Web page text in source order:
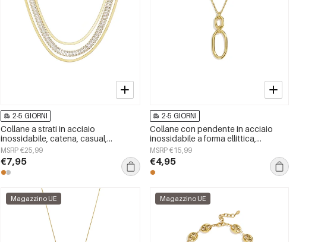
2-5 GIORNI
Collane a strati in acciaio
inossidabile, catena, casual,
quotidiane, semplici, serie da donna,
gioielli
MSRP €25,99
€7,95
2-5 GIORNI
Collane con pendente in acciaio
inossidabile a forma ellittica,
semplici, della serie Simple Daily,
gioielli da donna.
MSRP €15,99
€4,95
Magazzino UE Magazzino UE